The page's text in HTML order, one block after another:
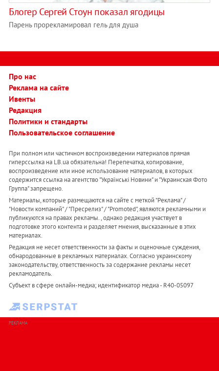
Блогер Сергей Стоун показал ягодицы
Парень прорекламировал гель для душа
Про нас
Реклама на сайте
Ивенты
Редакция
Политики и стандарты
Пользовательское соглашение
При полном или частичном воспроизведении материалов прямая
гиперссылка на LB.ua обязательна! Перепечатка, копирование,
воспроизведение или иное использование материалов, в которых
содержится ссылка на агентство "Українськi Новини" и "Украинская Фото
Группа" запрещено.
Материалы, которые размещаются на сайте с меткой "Реклама" /
"Новости компаний" / "Пресрелиз" / "Promoted", являются рекламными и
публикуются на правах рекламы. , однако редакция участвует в
подготовке этого контента и разделяет мнения, высказанные в этих
материалах.
Редакция не несет ответственности за факты и оценочные суждения,
обнародованные в рекламных материалах. Согласно украинскому
законодательству, ответственность за содержание рекламы несет
рекламодатель.
Субъект в сфере онлайн-медиа; идентификатор медиа - R40-05097
РЕКЛАМА